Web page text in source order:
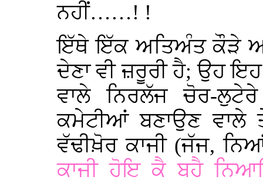
ਨਹੀਂ……! !
ਇੱਥੇ ਇੱਕ ਅਤਿਅੰਤ ਕੌੜੇ
ਦੇਣਾ ਵੀ ਜ਼ਰੂਰੀ ਹੈ; ਉਹ
ਵਾਲੇ ਨਿਰਲੱਜ ਚੋਰ-
ਕਮੇਟੀਆਂ ਬਣਾਉਣ
ਵੱਢੀਖ਼ੋਰ ਕਾਜੀ (ਜੱਜ,
ਕਾਜੀ ਹੋਇ ਕੈ ਬਹੈ